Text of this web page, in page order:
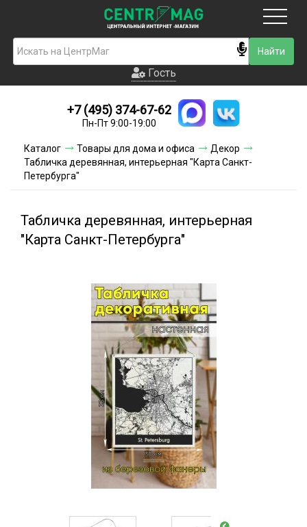
Гость
Новинки
Условия доставки
Акции и скидки
Гость
+7 (495) 374-67-62
Пн-Пт 9:00-19:00
Каталог Товары для дома и офиса
Декор
Табличка деревянная, интерьерная "Карта Санкт-
Петербурга"
Табличка деревянная, интерьерная
"Карта Санкт-Петербурга"